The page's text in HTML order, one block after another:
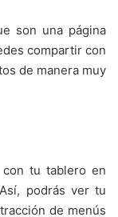
son una página
compartir con
de manera muy
tu tablero en
podrás ver tu
de menús